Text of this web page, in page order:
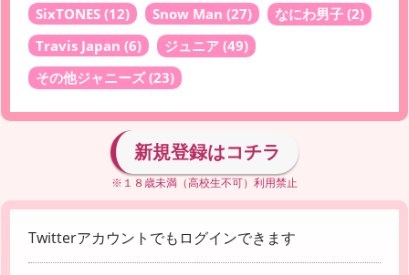
SixTONES (12) Snow Man (27) なにわ男子 (2)
Travis Japan (6) ジュニア (49)
その他ジャニーズ(23)
新規登録はコチラ
※１８歳未満（高校生不可）利用禁止
Twitterアカウントでもログインできます